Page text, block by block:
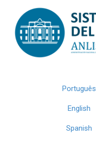
navigation
Português
English
Spanish